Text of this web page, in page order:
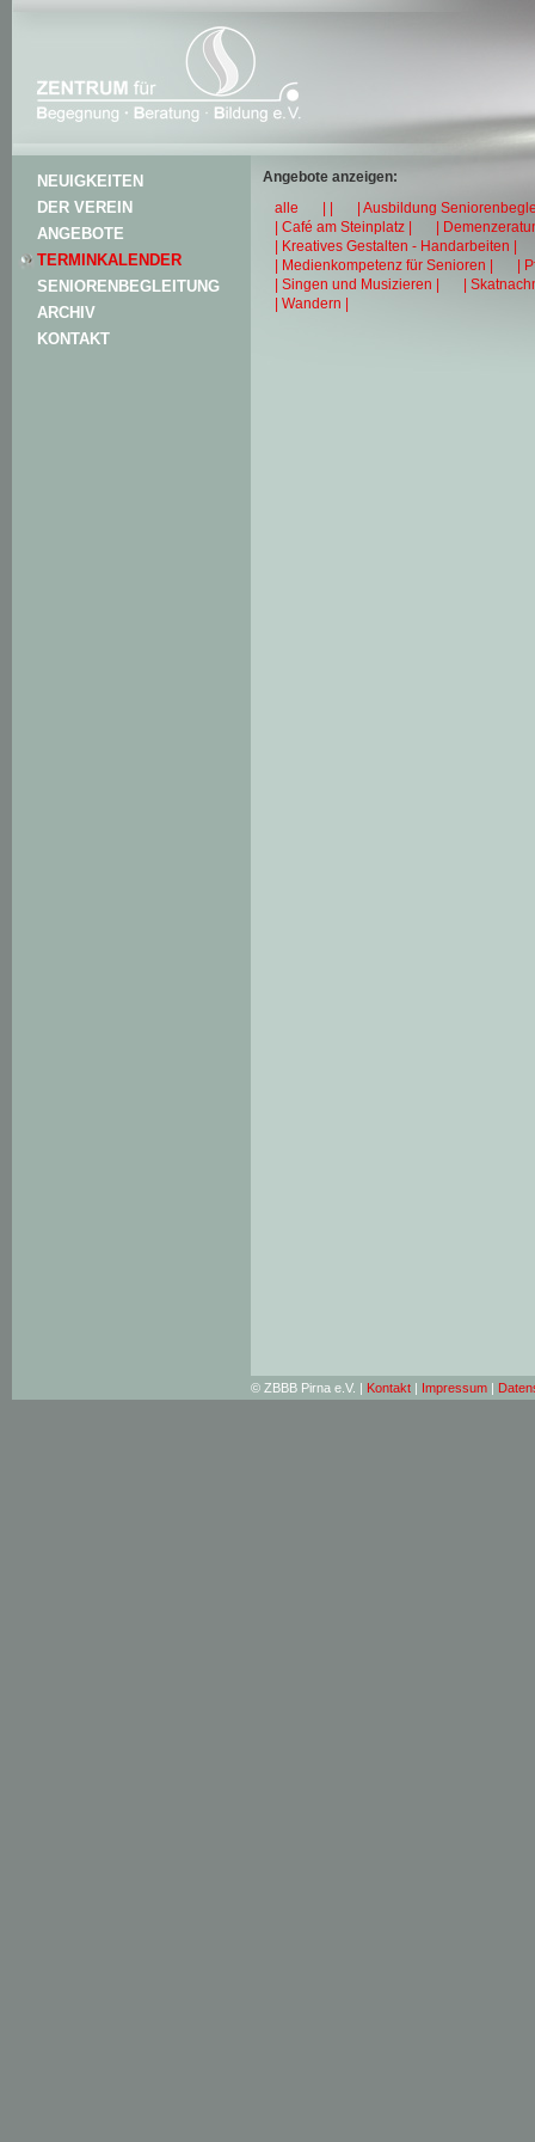
NEUIGKEITEN
DER VEREIN
ANGEBOTE
TERMINKALENDER
SENIORENBEGLEITUNG
ARCHIV
KONTAKT
Angebote anzeigen:
alle
| |
| Ausbildung
| Café am Steinplatz |
|
| Kreatives Gestalten - Handarbeiten |
| Medienkompetenz für Senioren |
|
| Singen und Musizieren |
|
| Wandern |
© ZBBB Pirna e.V. | Kontakt | Impressum |